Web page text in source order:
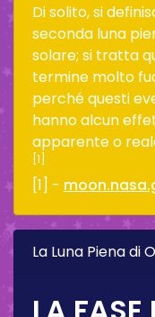
Di solito, si
seconda luna
solare; si tratta
termine molto
perché questi
hanno alcun
apparente o
[1]
[1] -
La Luna Piena di